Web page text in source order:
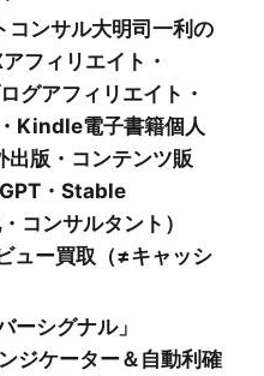
コンサル大明司一利の
フィリエイト・
グアフィリエイト・
Kindle電子書籍個人
出版・コンテンツ販
・Stable
コンサルタント）
ュー買取（≠キャッシ
ーシグナル」
ジケーター＆自動利確